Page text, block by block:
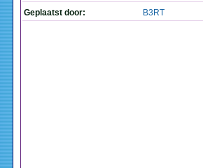
Geplaatst door: B3RT